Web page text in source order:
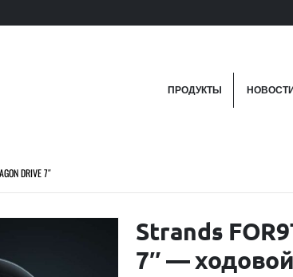
ПРОДУКТЫ
DRIVE 7″
Strands
7″ —